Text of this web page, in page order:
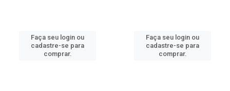
Faça seu login ou
cadastre-se para
comprar.
Faça seu login ou
cadastre-se para
comprar.